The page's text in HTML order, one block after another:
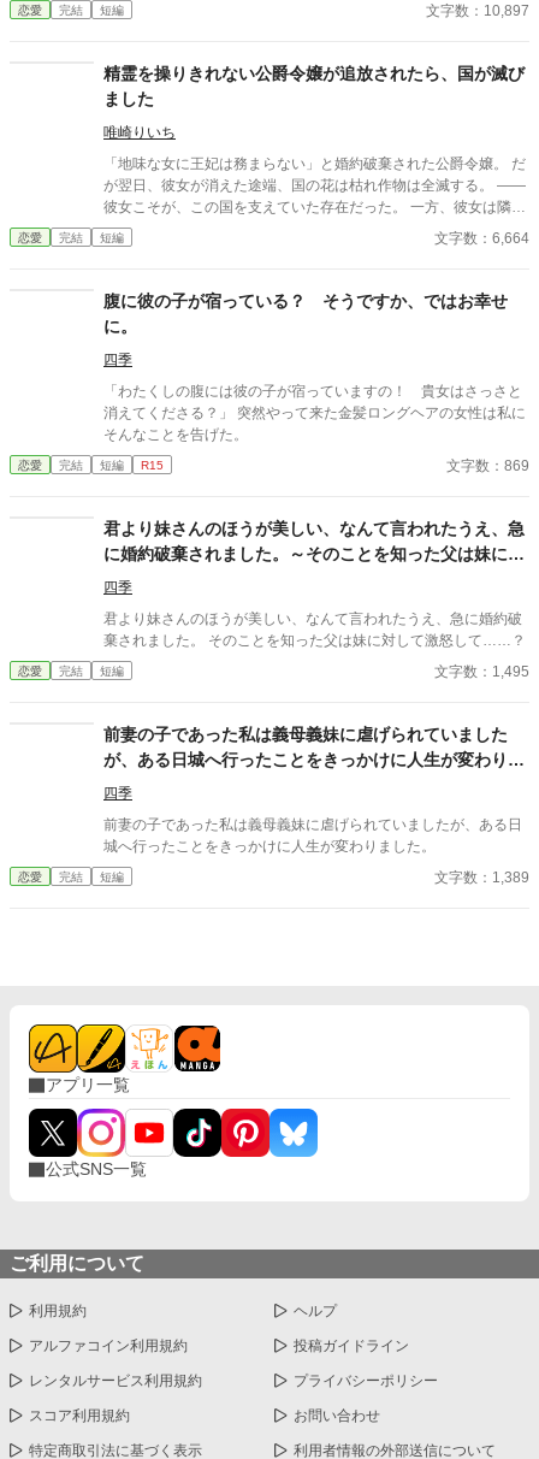
恋愛 完結 短編 文字数：10,897
精霊を操りきれない公爵令嬢が追放されたら、国が滅び
ました
唯崎りいち
「地味な女に王妃は務まらない」と婚約破棄された公爵令嬢。 だ
が翌日、彼女が消えた途端、国の花は枯れ作物は全滅する。 ――
彼女こそが、この国を支えていた存在だった。 一方、彼女は隣国
で“氷の将軍”に溺愛されていた。 手遅れになってから縋る王子と
滅びゆく国をよそに、彼女は初めての恋を知る。
恋愛 完結 短編 文字数：6,664
腹に彼の子が宿っている？ そうですか、ではお幸せ
に。
四季
「わたくしの腹には彼の子が宿っていますの！ 貴女はさっさと
消えてくださる？」 突然やって来た金髪ロングヘアの女性は私に
そんなことを告げた。
恋愛 完結 短編 R15 文字数：869
君より妹さんのほうが美しい、なんて言われたうえ、急
に婚約破棄されました。～そのことを知った父は妹に対
して激怒して……？～
四季
君より妹さんのほうが美しい、なんて言われたうえ、急に婚約破
棄されました。 そのことを知った父は妹に対して激怒して……？
恋愛 完結 短編 文字数：1,495
前妻の子であった私は義母義妹に虐げられていました
が、ある日城へ行ったことをきっかけに人生が変わりま
した。
四季
前妻の子であった私は義母義妹に虐げられていましたが、ある日
城へ行ったことをきっかけに人生が変わりました。
恋愛 完結 短編 文字数：1,389
アプリ一覧
公式SNS一覧
ご利用について
利用規約 ヘルプ
アルファコイン利用規約 投稿ガイドライン
レンタルサービス利用規約 プライバシーポリシー
スコア利用規約 お問い合わせ
特定商取引法に基づく表示 利用者情報の外部送信について